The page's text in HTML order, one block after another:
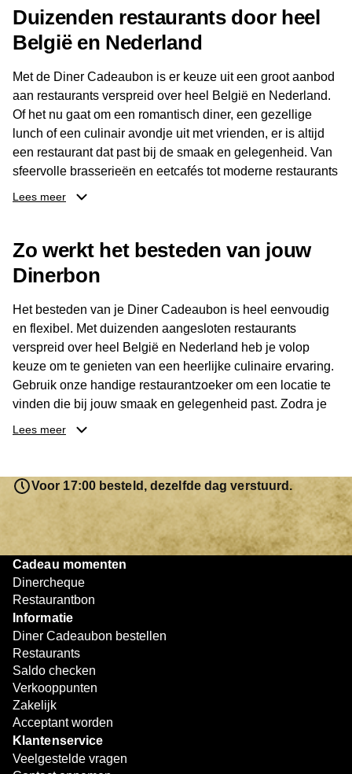
ontvanger eenvoudig een locatie kiezen die past bij de
smaak en gelegenheid. Zo geeft de Diner Cadeaubon niet
alleen een diner, maar ook een gezellig moment om
Duizenden restaurants door heel
België en Nederland
Met de Diner Cadeaubon is er keuze uit een groot aanbod
aan restaurants verspreid over heel België en Nederland.
Of het nu gaat om een romantisch diner, een gezellige
lunch of een culinair avondje uit met vrienden, er is altijd
een restaurant dat past bij de smaak en gelegenheid. Van
sfeervolle brasserieën en eetcafés tot moderne restaurants
en gastronomische locaties: er is voor ieder wat wils.
buurt, bijvoorbeeld in Brussel, Antwerpen, Gent of Brugge.
De ontvanger kiest zelf waar en wanneer er wordt genoten
van deze culinaire ervaring. Zo is de Diner Cadeaubon
niet alleen een diner, maar een bijzondere belevenis.
Lees meer
Zo werkt het besteden van jouw
Dinerbon
Het besteden van je Diner Cadeaubon is heel eenvoudig
en flexibel. Met duizenden aangesloten restaurants
verspreid over heel België en Nederland heb je volop
keuze om te genieten van een heerlijke culinaire ervaring.
Gebruik onze handige restaurantzoeker om een locatie te
vinden die bij jouw smaak en gelegenheid past. Zodra je
je keuze hebt gemaakt, kun je eenvoudig reserveren en na
resterende bedrag blijft gewoon op de bon staan en kan
later worden gebruikt. Zo geniet je keer op keer van
bijzondere eetmomenten.
Lees meer
Voor 17:00 besteld, dezelfde dag verstuurd.
Cadeau momenten
Dinercheque
Restaurantbon
Informatie
Diner Cadeaubon bestellen
Restaurants
Saldo checken
Verkooppunten
Zakelijk
Acceptant worden
Klantenservice
Veelgestelde vragen